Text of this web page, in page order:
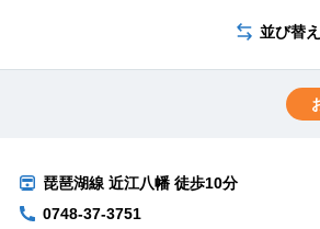
並び替え
琵琶湖線 近江八幡 徒歩10分
0748-37-3751